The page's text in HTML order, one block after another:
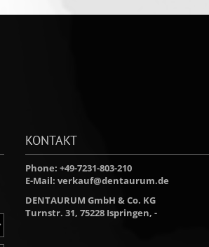
KONTAKT
Phone: +49-7231-803-210
E-Mail: verkauf@dentaurum.de
DENTAURUM GmbH & Co. KG
Turnstr. 31, 75228 Ispringen, -